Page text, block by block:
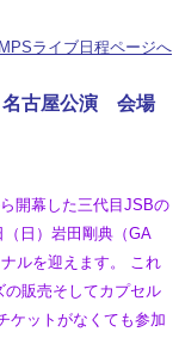
ライブ日程ページへ
古屋公演 会場
開幕した三代目JSBの
日）岩田剛典（GA
ルを迎えます。 これ
の販売そしてカプセル
ケットがなくても参加